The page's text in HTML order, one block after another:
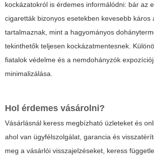
kockázatokról is érdemes informálódni: bár az
cigaretták bizonyos esetekben kevesebb káros
tartalmaznak, mint a hagyományos
tekinthetők teljesen kockázatmentesnek.
fiatalok védelme és a nemdohányzók
minimalizálása.
Hol érdemes vásárolni?
Vásárlásnál keress megbízható üzleteket és
ahol van ügyfélszolgálat, garancia és
meg a vásárlói visszajelzéseket, keress